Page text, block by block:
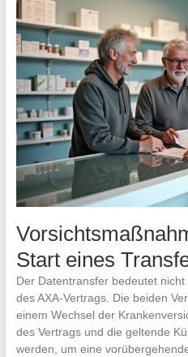
Start eines
Der Datentransfer bedeutet
des AXA-Vertrags. Die beiden
einem Wechsel der
des Vertrags und die geltende
werden, um eine